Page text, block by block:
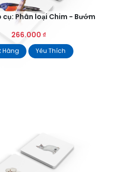
cụ: Phân loại Chim - Bướm
266.000 ₫
Hàng Yêu Thích